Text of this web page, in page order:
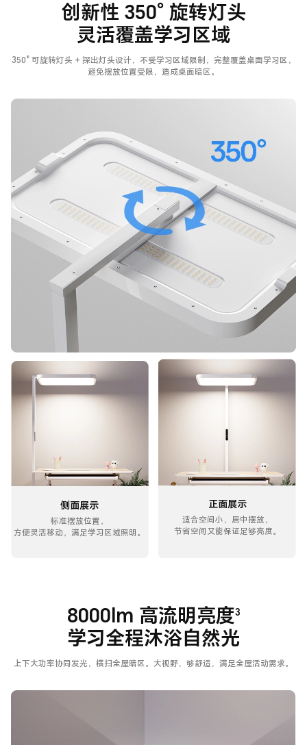
创新性 350° 旋转灯头
灵活覆盖学习区域
350° 可旋转灯头 + 探出灯头设计，不受学习区域限制，完整覆盖桌面学习区，
避免摆放位置受限，造成桌面暗区。
侧面展示
标准摆放位置，
方便灵活移动，满足学习区域照明。
正面展示
适合空间小，居中摆放，
节省空间又能保证足够亮度。
8000lm 高流明亮度3
学习全程沐浴自然光
上下大功率协同发光，横扫全屋暗区。大视野，够舒适，满足全屋活动需求。